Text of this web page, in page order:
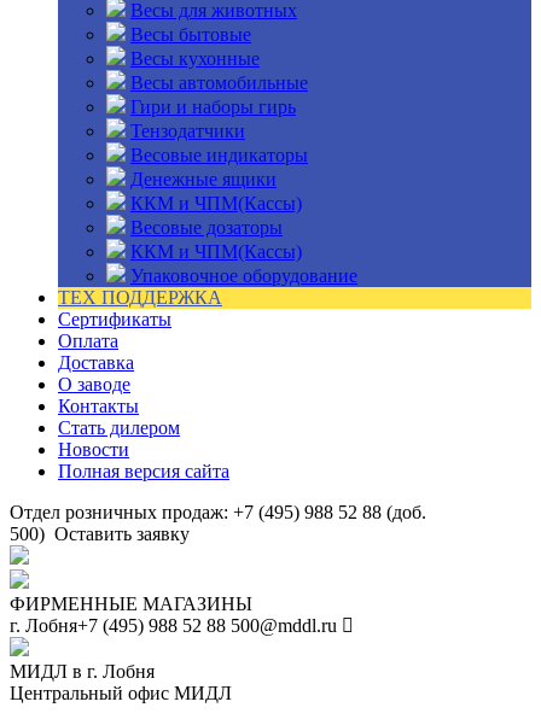
Весы для животных
Весы бытовые
Весы кухонные
Весы автомобильные
Гири и наборы гирь
Тензодатчики
Весовые индикаторы
Денежные ящики
ККМ и ЧПМ(Кассы)
Весовые дозаторы
ККМ и ЧПМ(Кассы)
Упаковочное оборудование
ТЕХ ПОДДЕРЖКА
Сертификаты
Оплата
Доставка
О заводе
Контакты
Стать дилером
Новости
Полная версия сайта
Отдел розничных продаж: +7 (495) 988 52 88 (доб.
500) Оставить заявку
ФИРМЕННЫЕ МАГАЗИНЫ
г. Лобня+7 (495) 988 52 88 500@mddl.ru
МИДЛ в г. Лобня
Центральный офис МИДЛ